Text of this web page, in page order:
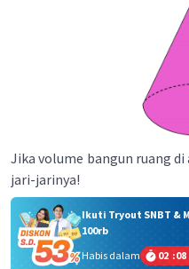
Jika volume bangun ruang di
jari-jarinya!
Ikuti Tryout SNBT &
100rb
Habis dalam
02 :08